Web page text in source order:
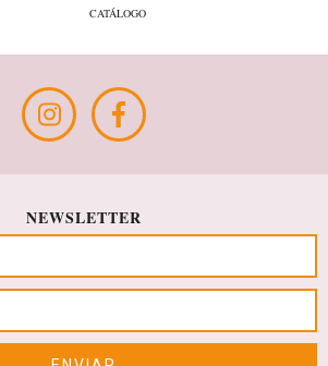
CATÁLOGO
NEWSLETTER